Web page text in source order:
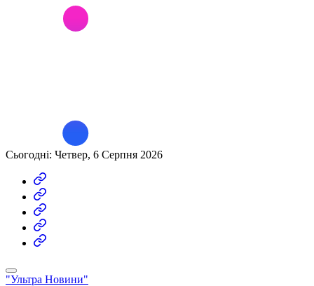
Сьогодні: Четвер, 6 Серпня 2026
Економіка
Політика
Новини
Світу
Кримінал
Війна
"Ультра Новини"